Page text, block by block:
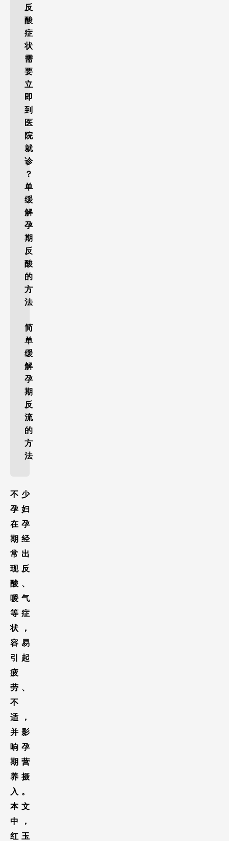
反
酸
症
状
需
要
立
即
到
医
院
就
诊
？
单
缓
解
孕
期
反
酸
的
方
法
简
单
缓
解
孕
期
反
流
的
方
法
不少
孕妇
在孕
期经
常出
现反
酸、
嗳气
等症
状，
容易
引起
疲
劳、
不
适，
并影
响孕
期营
养摄
入。
本文
中，
红玉